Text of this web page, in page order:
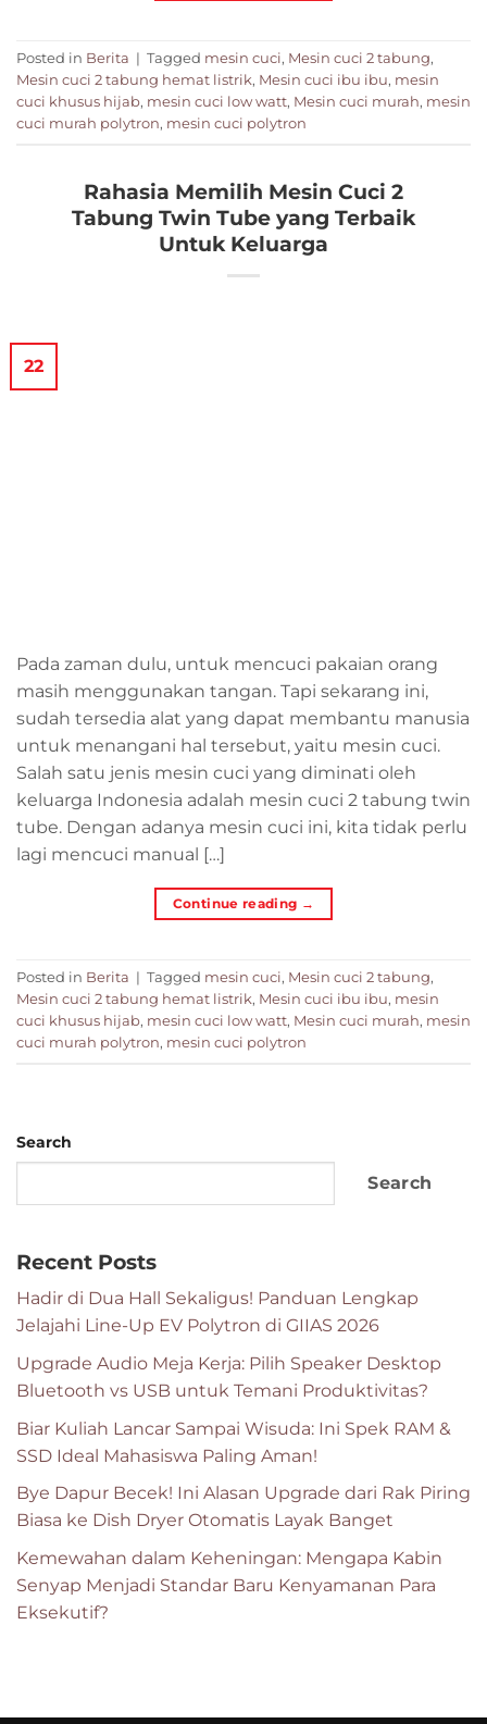
Posted in Berita | Tagged mesin cuci, Mesin cuci 2 tabung,
Mesin cuci 2 tabung hemat listrik, Mesin cuci ibu ibu, mesin
cuci khusus hijab, mesin cuci low watt, Mesin cuci murah, mesin
cuci murah polytron, mesin cuci polytron
Rahasia Memilih Mesin Cuci 2
Tabung Twin Tube yang Terbaik
Untuk Keluarga
22
Pada zaman dulu, untuk mencuci pakaian orang
masih menggunakan tangan. Tapi sekarang ini,
sudah tersedia alat yang dapat membantu manusia
untuk menangani hal tersebut, yaitu mesin cuci.
Salah satu jenis mesin cuci yang diminati oleh
keluarga Indonesia adalah mesin cuci 2 tabung twin
tube. Dengan adanya mesin cuci ini, kita tidak perlu
lagi mencuci manual […]
Continue reading →
Posted in Berita | Tagged mesin cuci, Mesin cuci 2 tabung,
Mesin cuci 2 tabung hemat listrik, Mesin cuci ibu ibu, mesin
cuci khusus hijab, mesin cuci low watt, Mesin cuci murah, mesin
cuci murah polytron, mesin cuci polytron
Search
Search
Recent Posts
Hadir di Dua Hall Sekaligus! Panduan Lengkap
Jelajahi Line-Up EV Polytron di GIIAS 2026
Upgrade Audio Meja Kerja: Pilih Speaker Desktop
Bluetooth vs USB untuk Temani Produktivitas?
Biar Kuliah Lancar Sampai Wisuda: Ini Spek RAM &
SSD Ideal Mahasiswa Paling Aman!
Bye Dapur Becek! Ini Alasan Upgrade dari Rak Piring
Biasa ke Dish Dryer Otomatis Layak Banget
Kemewahan dalam Keheningan: Mengapa Kabin
Senyap Menjadi Standar Baru Kenyamanan Para
Eksekutif?